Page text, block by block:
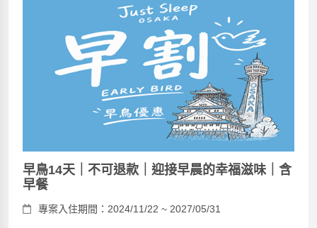
早鳥14天｜不可退款｜迎接早晨的幸福滋味｜含
早餐
專案入住期間：2024/11/22 ~ 2027/05/31